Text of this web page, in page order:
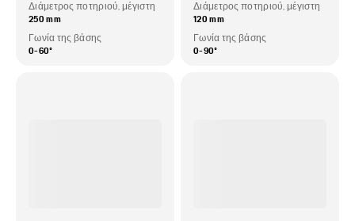
Διάμετρος ποτηριού, μέγιστη
250 mm
Γωνία της βάσης
0-60º
Διάμετρος ποτηριού, μέγιστη
120 mm
Γωνία της βάσης
0-90º